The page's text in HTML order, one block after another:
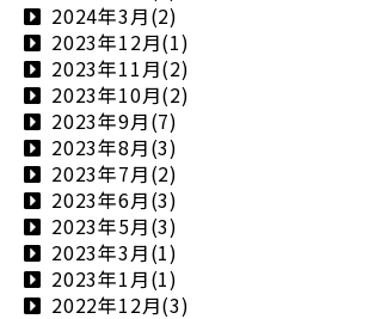
2024年3月(2)
2023年12月(1)
2023年11月(2)
2023年10月(2)
2023年9月(7)
2023年8月(3)
2023年7月(2)
2023年6月(3)
2023年5月(3)
2023年3月(1)
2023年1月(1)
2022年12月(3)